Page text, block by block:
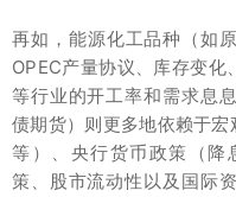
再如，能源化工品种（如
OPEC产量协议、库存变
等行业的开工率和需求息
债期货）则更多地依赖于
等）、央行货币政策（降
策、股市流动性以及国际